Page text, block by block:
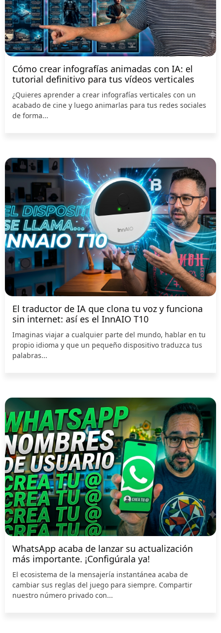
Cómo crear infografías animadas con IA: el
tutorial definitivo para tus vídeos verticales
¿Quieres aprender a crear infografías verticales con un
acabado de cine y luego animarlas para tus redes sociales
de forma...
El traductor de IA que clona tu voz y funciona
sin internet: así es el InnAIO T10
Imaginas viajar a cualquier parte del mundo, hablar en tu
propio idioma y que un pequeño dispositivo traduzca tus
palabras...
WhatsApp acaba de lanzar su actualización
más importante. ¡Configúrala ya!
El ecosistema de la mensajería instantánea acaba de
cambiar sus reglas del juego para siempre. Compartir
nuestro número privado con...